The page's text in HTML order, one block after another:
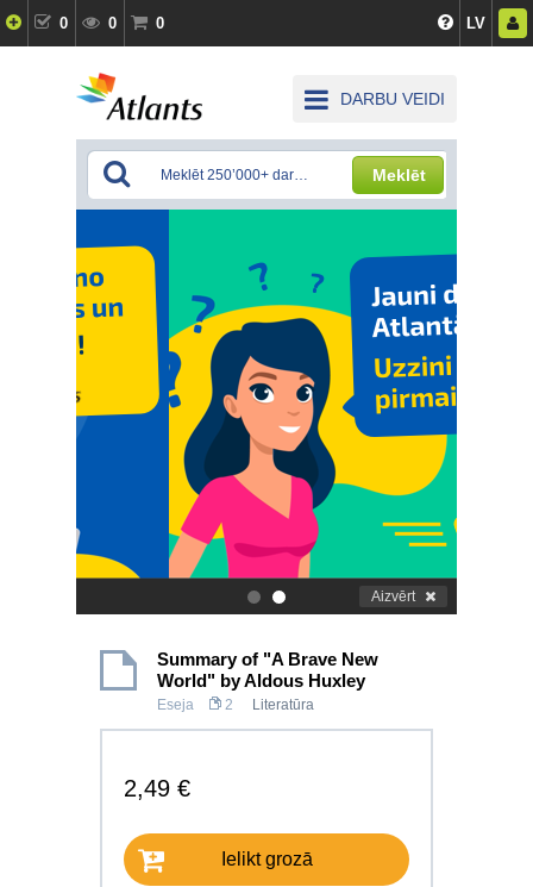
0 0 0 LV
DARBU VEIDI
Meklēt
. Aizvērt
Summary of "A Brave New
World" by Aldous Huxley
Eseja 2 Literatūra
2,49 €
Ielikt grozā